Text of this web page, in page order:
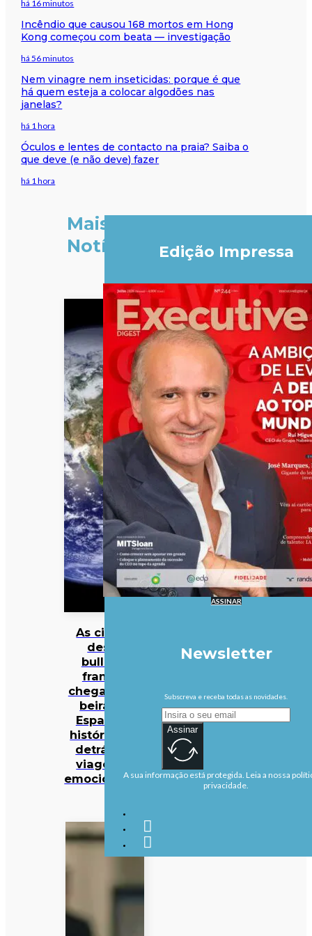
há 16 minutos
Incêndio que causou 168 mortos em Hong
Kong começou com beata — investigação
há 56 minutos
Nem vinagre nem inseticidas: porque é que
há quem esteja a colocar algodões nas
janelas?
há 1 hora
Óculos e lentes de contacto na praia? Saiba o
que deve (e não deve) fazer
há 1 hora
Mais
Notícias
As cinzas
deste
bulldog
francês
chegaram à
beira do
Espaço. A
história por
detrás da
viagem é
emocionante
Edição Impressa
ASSINAR
Newsletter
Subscreva e receba todas as novidades.
Assinar
A sua informação está protegida. Leia a nossa
privacidade.